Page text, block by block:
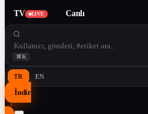
TV LIVE Canlı
⌘K
TR EN
İndir
↓